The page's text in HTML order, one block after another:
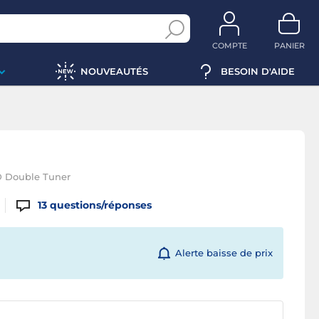
COMPTE PANIER
NOUVEAUTÉS BESOIN D'AIDE
Double Tuner
13 questions/réponses
Alerte baisse de prix